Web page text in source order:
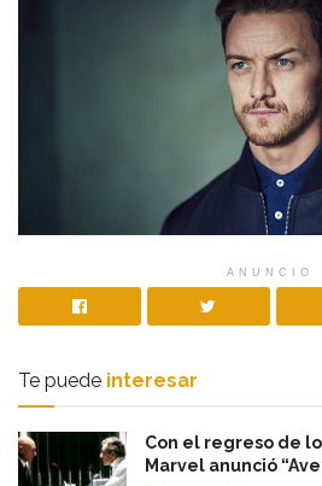
ANUNCIO
Te puede interesar
Con el regreso de
Marvel anunció